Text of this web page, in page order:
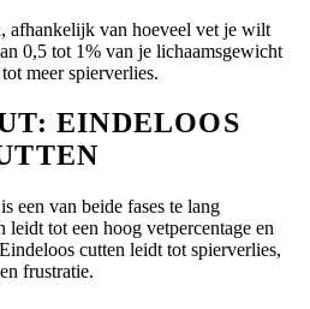
afhankelijk van hoeveel vet je wilt
0,5 tot 1% van je lichaamsgewicht
meer spierverlies.
EINDELOOS
een van beide fases te lang
tot een hoog vetpercentage en
cutten leidt tot spierverlies,
frustratie.